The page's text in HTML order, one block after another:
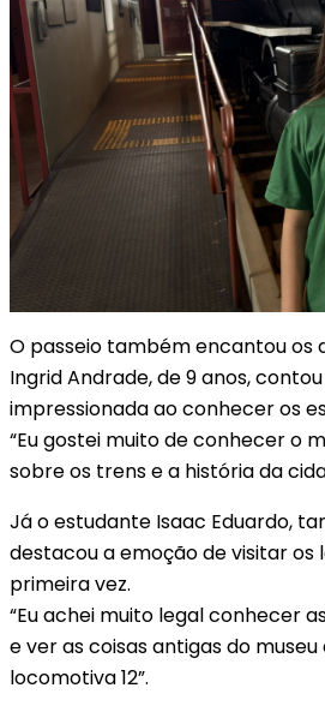
O passeio também encantou os
Ingrid Andrade, de 9 anos,
impressionada ao conhecer os
“Eu gostei muito de conhecer o
sobre os trens e a história da
Já o estudante Isaac Eduardo,
destacou a emoção de visitar os
primeira vez.
“Eu achei muito legal conhecer
e ver as coisas antigas do
locomotiva 12”.